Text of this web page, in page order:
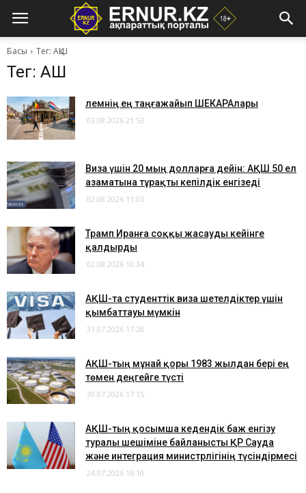
Басы Тег: АҚШ
Тег: АҚШ
​Әлемнің ең таңғажайып ШЕКАРАлары
03.08.2026 21:53
Виза үшін 20 мың долларға дейін: АҚШ 50 ел
азаматына тұрақты кепілдік енгізеді
02.08.2026 11:03
Трамп Иранға соққы жасауды кейінге
қалдырды
02.08.2026 10:34
АҚШ-та студенттік виза шетелдіктер үшін
қымбаттауы мүмкін
31.07.2026 17:28
АҚШ-тың мұнай қоры 1983 жылдан бері ең
төмен деңгейге түсті
30.07.2026 17:15
​АҚШ-тың қосымша кедендік баж енгізу
туралы шешіміне байланысты ҚР Сауда
және интеграция министрлігінің түсіндірмесі
24.07.2026 16:10